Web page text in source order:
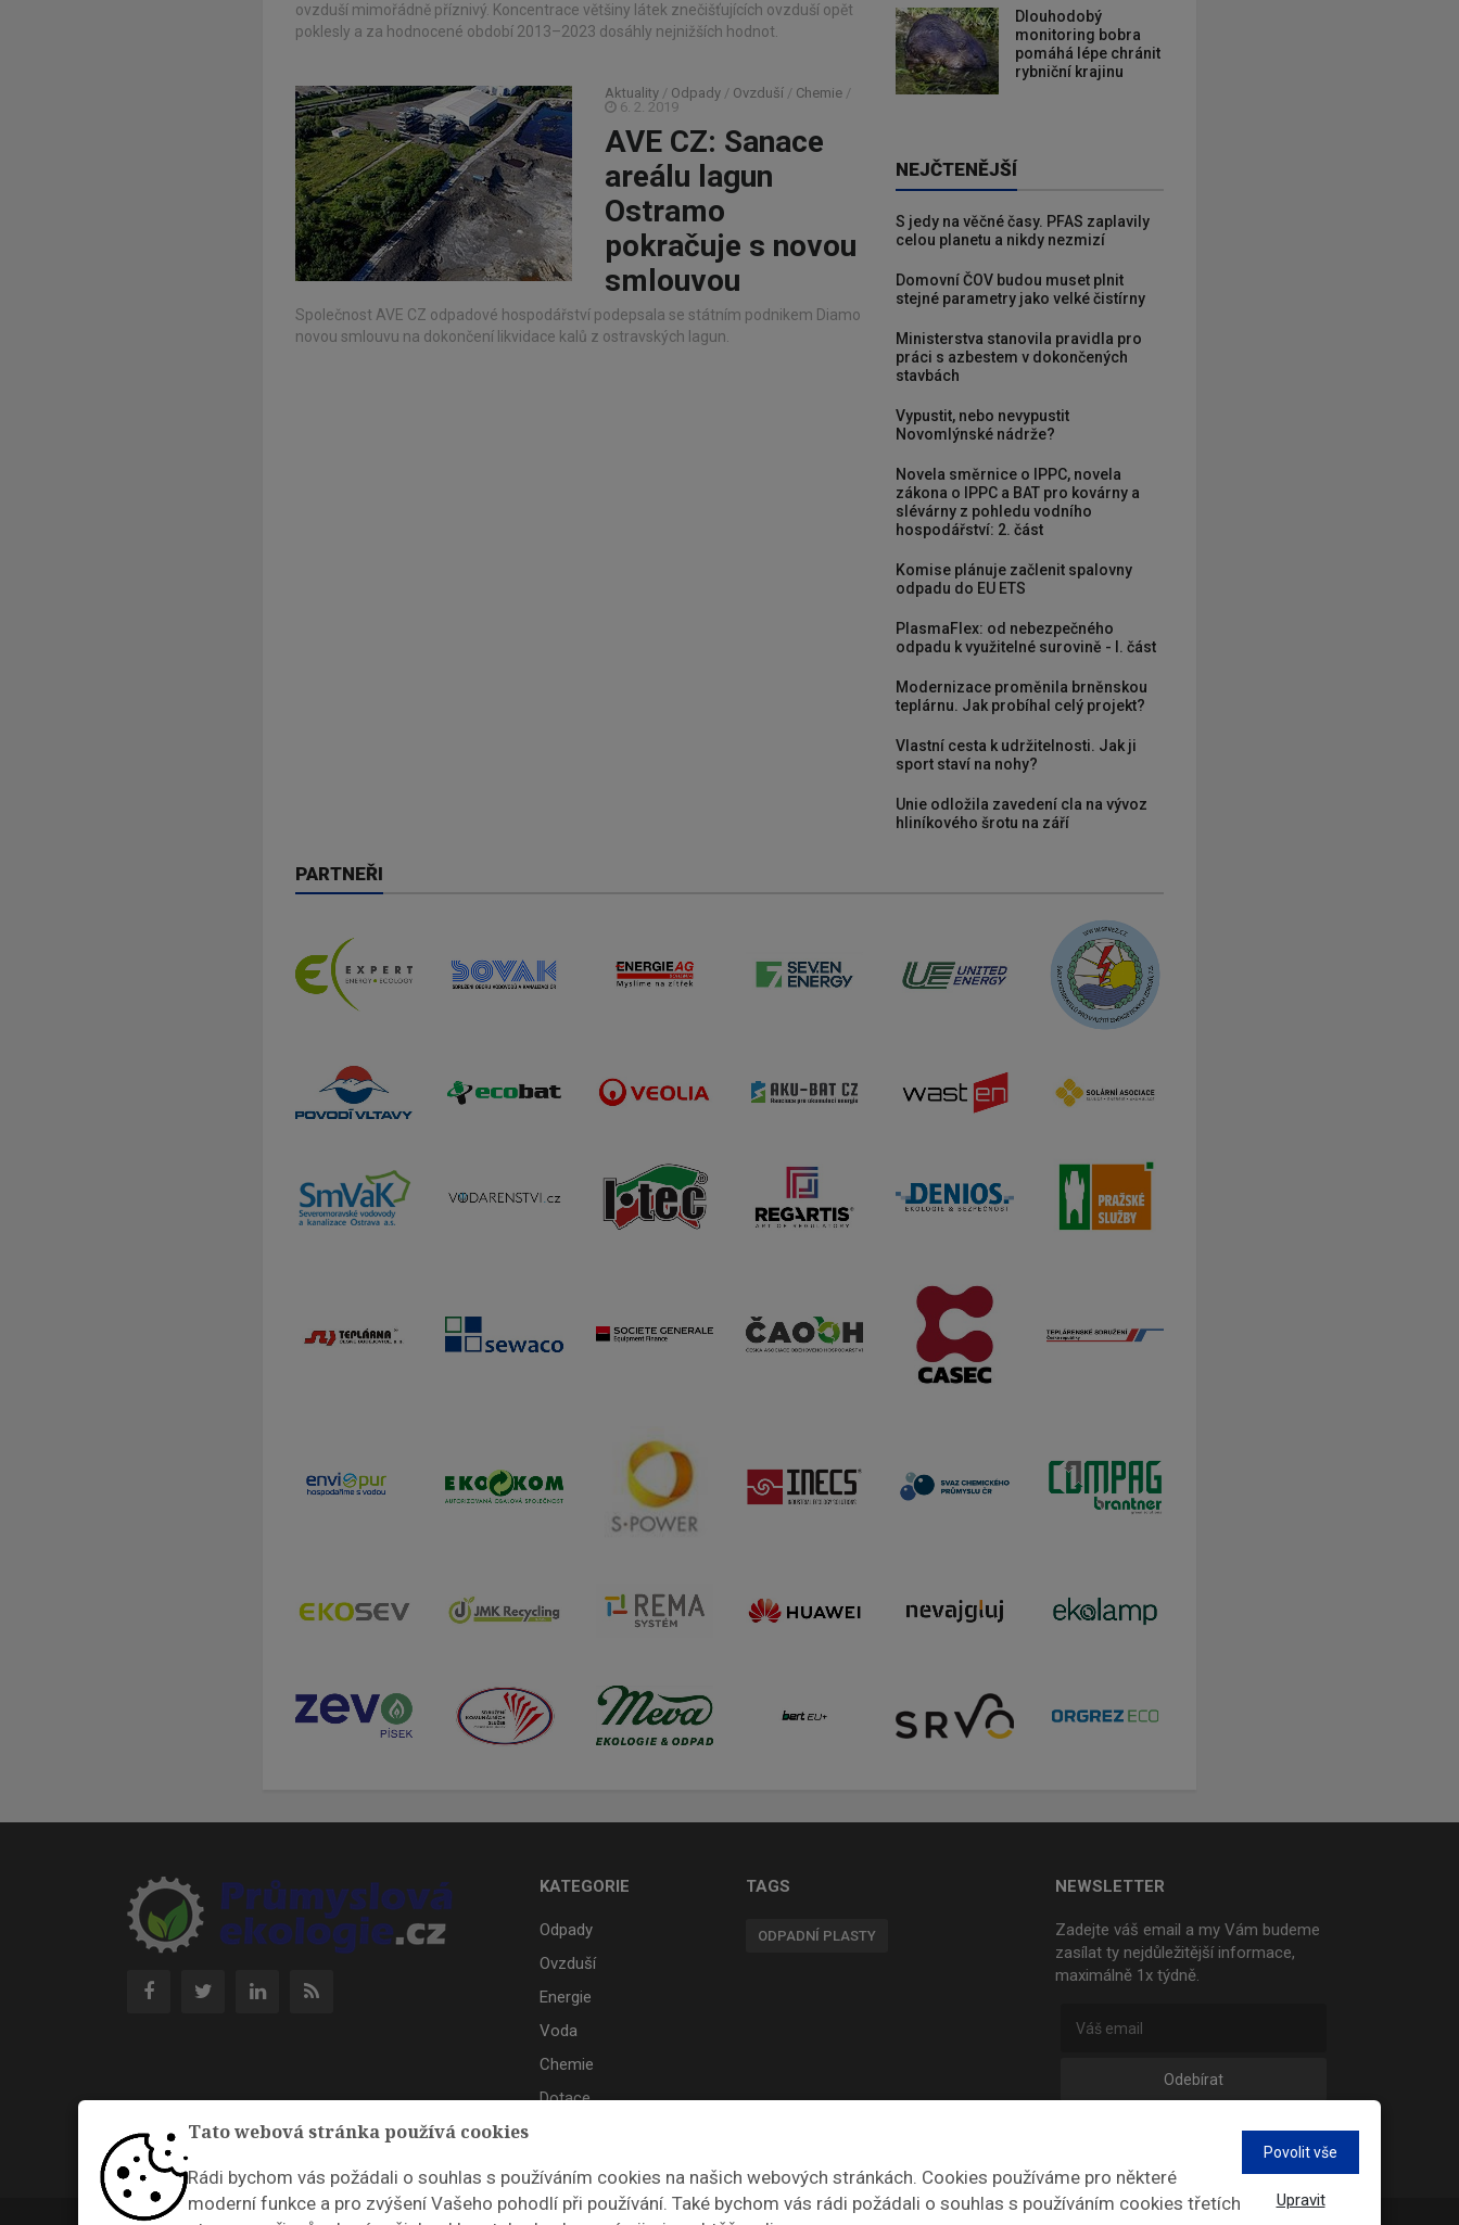
Tato webová stránka používá cookies
Rádi bychom vás požádali o souhlas s používáním cookies na našich webových stránkách. Cookies používáme pro některé
moderní funkce a pro zvýšení Vašeho pohodlí při používání. Také bychom vás rádi požádali o souhlas s používáním cookies třetích
Povolit vše
Upravit
ovzduší mimořádně příznivý. Koncentrace většiny látek znečišťujících ovzduší opět
poklesly a za hodnocené období 2013–2023 dosáhly nejnižších hodnot.
Aktuality / Odpady / Ovzduší / Chemie /
6. 2. 2019
AVE CZ: Sanace
areálu lagun
Ostramo
pokračuje s novou
smlouvou
Společnost AVE CZ odpadové hospodářství podepsala se státním podnikem Diamo
novou smlouvu na dokončení likvidace kalů z ostravských lagun.
Dlouhodobý
monitoring bobra
pomáhá lépe chránit
rybniční krajinu
NEJČTENĚJŠÍ
S jedy na věčné časy. PFAS zaplavily
celou planetu a nikdy nezmizí
Domovní ČOV budou muset plnit
stejné parametry jako velké čistírny
Ministerstva stanovila pravidla pro
práci s azbestem v dokončených
stavbách
Vypustit, nebo nevypustit
Novomlýnské nádrže?
Novela směrnice o IPPC, novela
zákona o IPPC a BAT pro kovárny a
slévárny z pohledu vodního
hospodářství: 2. část
Komise plánuje začlenit spalovny
odpadu do EU ETS
PlasmaFlex: od nebezpečného
odpadu k využitelné surovině - I. část
Modernizace proměnila brněnskou
teplárnu. Jak probíhal celý projekt?
Vlastní cesta k udržitelnosti. Jak ji
sport staví na nohy?
Unie odložila zavedení cla na vývoz
hliníkového šrotu na září
PARTNEŘI
KATEGORIE
Odpady
Ovzduší
Energie
Voda
Chemie
Dotace
TAGS
ODPADNÍ PLASTY
NEWSLETTER
Zadejte váš email a my Vám budeme
zasílat ty nejdůležitější informace,
maximálně 1x týdně.
Odebírat